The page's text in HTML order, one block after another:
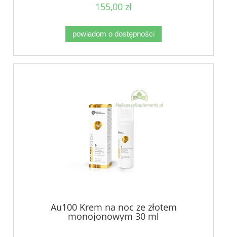
155,00 zł
powiadom o dostępności
Au100 Krem na noc ze złotem
monojonowym 30 ml